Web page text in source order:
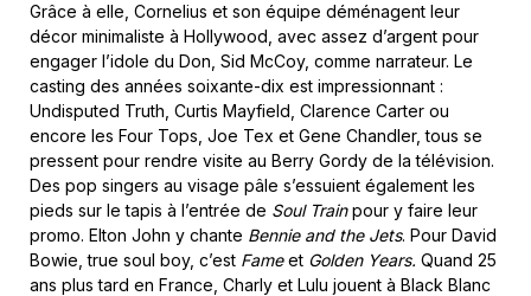
Grâce à elle, Cornelius et son équipe déménagent leur
décor minimaliste à Hollywood, avec assez d’argent pour
engager l’idole du Don, Sid McCoy, comme narrateur. Le
casting des années soixante-dix est impressionnant :
Undisputed Truth, Curtis Mayfield, Clarence Carter ou
encore les Four Tops, Joe Tex et Gene Chandler, tous se
pressent pour rendre visite au Berry Gordy de la télévision.
Des pop singers au visage pâle s’essuient également les
pieds sur le tapis à l’entrée de Soul Trainpour y faire leur
promo. Elton John y chante Bennie and the Jets. Pour David
Bowie, true soul boy, c’est Fameet Golden Years. Quand 25
ans plus tard en France, Charly et Lulu jouent à Black Blanc